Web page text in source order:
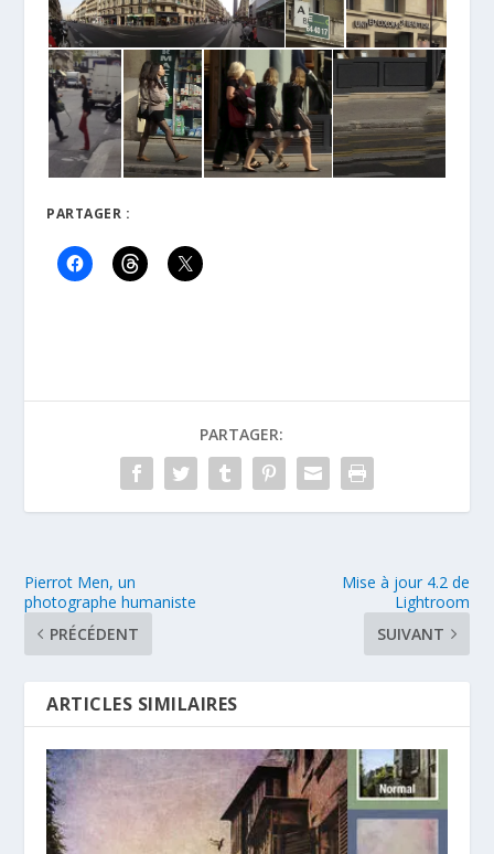
PARTAGER :
PARTAGER:
Pierrot Men, un
photographe humaniste
PRÉCÉDENT
Mise à jour 4.2 de
Lightroom
SUIVANT
ARTICLES SIMILAIRES